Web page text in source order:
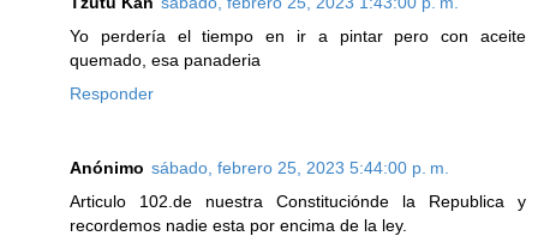
Yo perdería el tiempo en ir a pintar pero con aceite
quemado, esa panaderia
Responder
Anónimo sábado, febrero 25, 2023 5:44:00 p. m.
Articulo 102.de nuestra Constituciónde la Republica y
recordemos nadie esta por encima de la ley.